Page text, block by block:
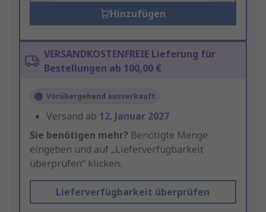
Hinzufügen
VERSANDKOSTENFREIE Lieferung für
Bestellungen ab 100,00 €
Vorübergehend ausverkauft
Versand ab 12. Januar 2027
Sie benötigen mehr? Benötigte Menge
eingeben und auf „Lieferverfügbarkeit
überprüfen“ klicken.
Lieferverfügbarkeit überprüfen